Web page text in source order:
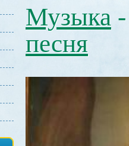
Музыка
песня